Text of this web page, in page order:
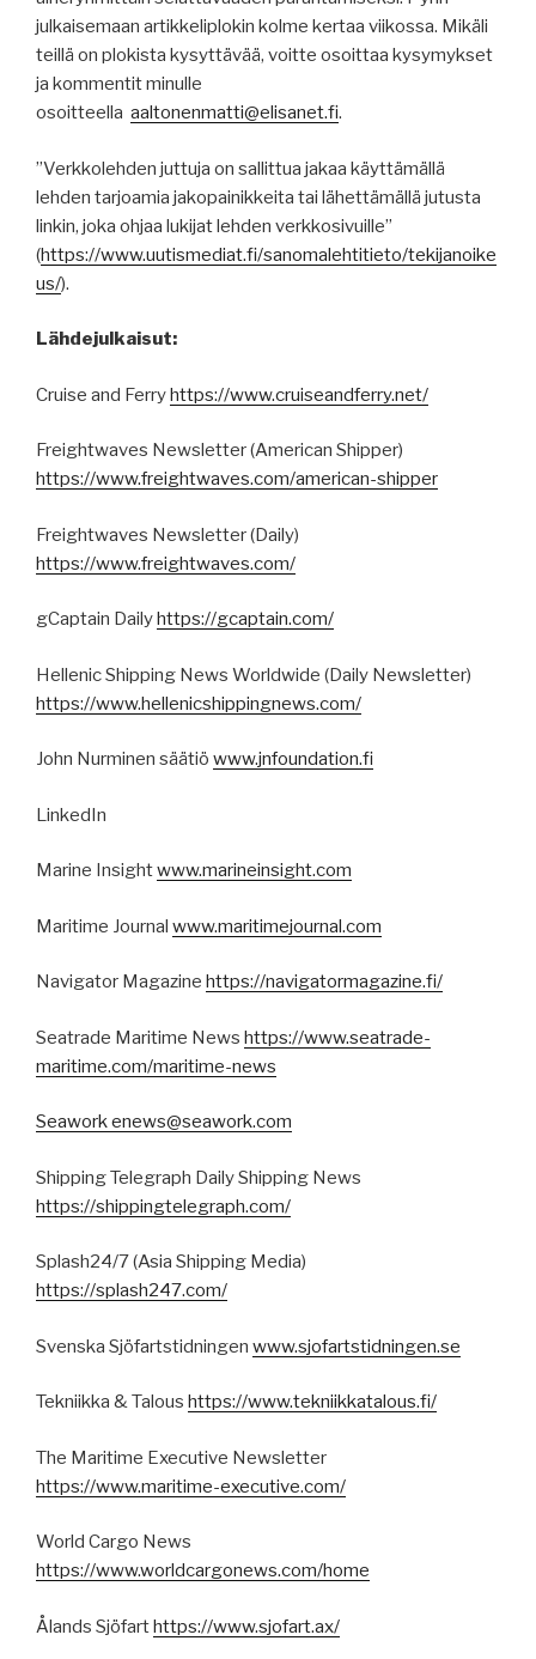
julkaisemaan artikkeliplokin kolme kertaa viikossa. Mikäli
teillä on plokista kysyttävää, voitte osoittaa kysymykset
ja kommentit minulle
osoitteella aaltonenmatti@elisanet.fi.
”Verkkolehden juttuja on sallittua jakaa käyttämällä
lehden tarjoamia jakopainikkeita tai lähettämällä jutusta
linkin, joka ohjaa lukijat lehden verkkosivuille”
(https://www.uutismediat.fi/sanomalehtitieto/tekijanoike
us/).
Lähdejulkaisut:
Cruise and Ferryhttps://www.cruiseandferry.net/
Freightwaves Newsletter (American Shipper)
https://www.freightwaves.com/american-shipper
Freightwaves Newsletter (Daily)
https://www.freightwaves.com/
gCaptain Dailyhttps://gcaptain.com/
Hellenic Shipping News Worldwide (Daily Newsletter)
https://www.hellenicshippingnews.com/
John Nurminen säätiö www.jnfoundation.fi
LinkedIn
Marine Insightwww.marineinsight.com
Maritime Journal www.maritimejournal.com
Navigator Magazine https://navigatormagazine.fi/
Seatrade Maritime News https://www.seatrade-
maritime.com/maritime-news
Seaworkenews@seawork.com
Shipping Telegraph Daily Shipping News
https://shippingtelegraph.com/
Splash24/7 (Asia Shipping Media)
https://splash247.com/
Svenska Sjöfartstidningen www.sjofartstidningen.se
Tekniikka & Talous https://www.tekniikkatalous.fi/
The Maritime Executive Newsletter
https://www.maritime-executive.com/
World Cargo News
https://www.worldcargonews.com/home
Ålands Sjöfarthttps://www.sjofart.ax/